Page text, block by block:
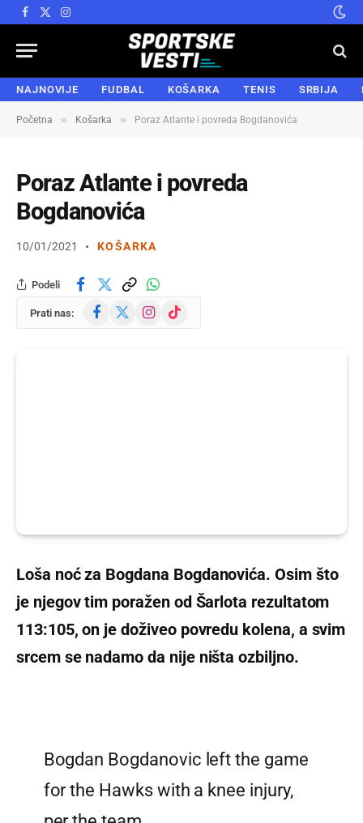
Facebook
X
Instagram
NAJNOVIJE FUDBAL KOŠARKA TENIS SRBIJA
Početna » Košarka » Poraz Atlante i povreda Bogdanovića
Poraz Atlante i povreda
Bogdanovića
10/01/2021 KOŠARKA
Podeli
Prati nas: Facebook Instagram
TikTok
Loša noć za Bogdana Bogdanovića. Osim što
je njegov tim poražen od Šarlota rezultatom
113:105, on je doživeo povredu kolena, a svim
srcem se nadamo da nije ništa ozbiljno.
Bogdan Bogdanovic left the game
for the Hawks with a knee injury,